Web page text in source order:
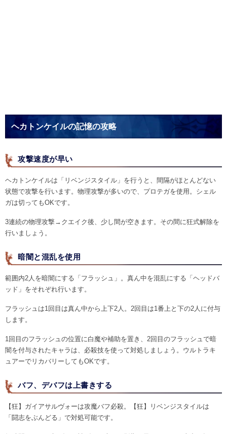
ヘカトンケイルの記憶の攻略
攻撃速度が早い
ヘカトンケイルは「リベンジスタイル」を行うと、間隔がほとんどない
状態で攻撃を行います。物理攻撃が多いので、プロテガを使用。シェル
ガは切ってもOKです。
3連続の物理攻撃→クエイク後、少し間が空きます。その間に狂式解除を
行いましょう。
暗闇と混乱を使用
範囲内2人を暗闇にする「フラッシュ」。真ん中を混乱にする「ヘッドバ
ッド」をそれぞれ行います。
フラッシュは1回目は真ん中から上下2人。2回目は1番上と下の2人に付与
します。
1回目のフラッシュの位置に白魔や補助を置き、2回目のフラッシュで暗
闇を付与されたキャラは、必殺技を使って対処しましょう。ウルトラキ
ュアーでリカバリーしてもOKです。
バフ、デバフは上書きする
【狂】ガイアサルヴォーは攻魔バフ必殺。【狂】リベンジスタイルは
「闘志をぶんどる」で対処可能です。